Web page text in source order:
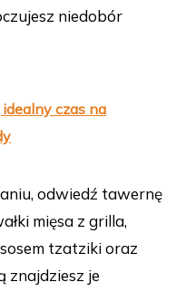
niedobór
czas na
odwiedź tawernę
mięsa z grilla,
tzatziki oraz
znajdziesz je